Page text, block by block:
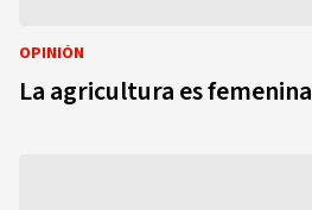
OPINIÓN
La agricultura es femenina